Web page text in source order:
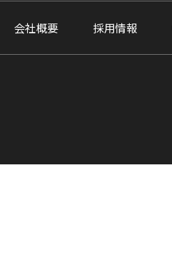
会社概要 採用情報